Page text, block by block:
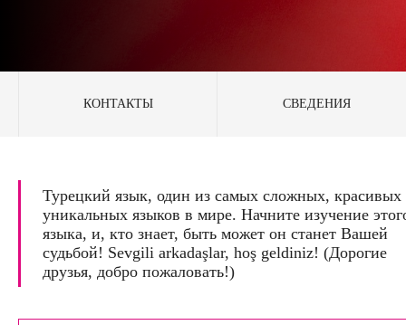
КОНТАКТЫ СВЕДЕНИЯ
Турецкий язык, один из самых сложных, красивых
уникальных языков в мире. Начните изучение
языка, и, кто знает, быть может он станет Вашей
судьбой! Sevgili arkadaşlar, hoş geldiniz! (Дорогие
друзья, добро пожаловать!)